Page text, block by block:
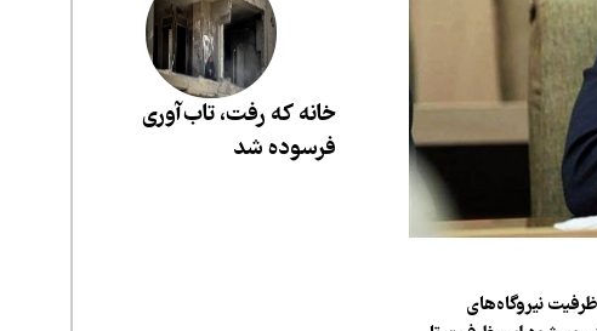
نیروگاه‌های
خانه که رفت، تاب‌آوری
فرسوده شد